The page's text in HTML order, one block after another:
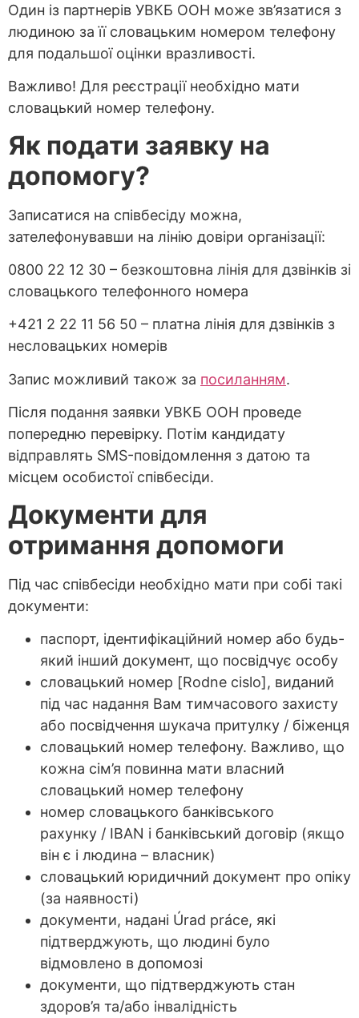
Один із партнерів УВКБ ООН може зв’язатися з
людиною за її словацьким номером телефону
для подальшої оцінки вразливості.
Важливо! Для реєстрації необхідно мати
словацький номер телефону.
Як подати заявку на
допомогу?
Записатися на співбесіду можна,
зателефонувавши на лінію довіри організації:
0800 22 12 30 – безкоштовна лінія для дзвінків зі
словацького телефонного номера
+421 2 22 11 56 50 – платна лінія для дзвінків з
несловацьких номерів
Запис можливий також за посиланням.
Після подання заявки УВКБ ООН проведе
попередню перевірку. Потім кандидату
відправлять SMS-повідомлення з датою та
місцем особистої співбесіди.
Документи для
отримання допомоги
Під час співбесіди необхідно мати при собі такі
документи:
паспорт, ідентифікаційний номер або будь-
який інший документ, що посвідчує особу
словацький номер [Rodne cislo], виданий
під час надання Вам тимчасового захисту
або посвідчення шукача притулку / біженця
словацький номер телефону. Важливо, що
кожна сім’я повинна мати власний
словацький номер телефону
номер словацького банківського
рахунку / IBAN і банківський договір (якщо
він є і людина – власник)
словацький юридичний документ про опіку
(за наявності)
документи, надані Úrad práce, які
підтверджують, що людині було
відмовлено в допомозі
документи, що підтверджують стан
здоров’я та/або інвалідність